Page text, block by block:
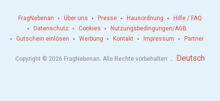
FragNebenan Über uns Presse Hausordnung
Hilfe / FAQ
Datenschutz
Cookies
Nutzungsbedingungen/AGB
Gutschein einlösen
Werbung Kontakt Impressum Partner
Copyright © 2026 FragNebenan. Alle Rechte vorbehalten . Deutsch